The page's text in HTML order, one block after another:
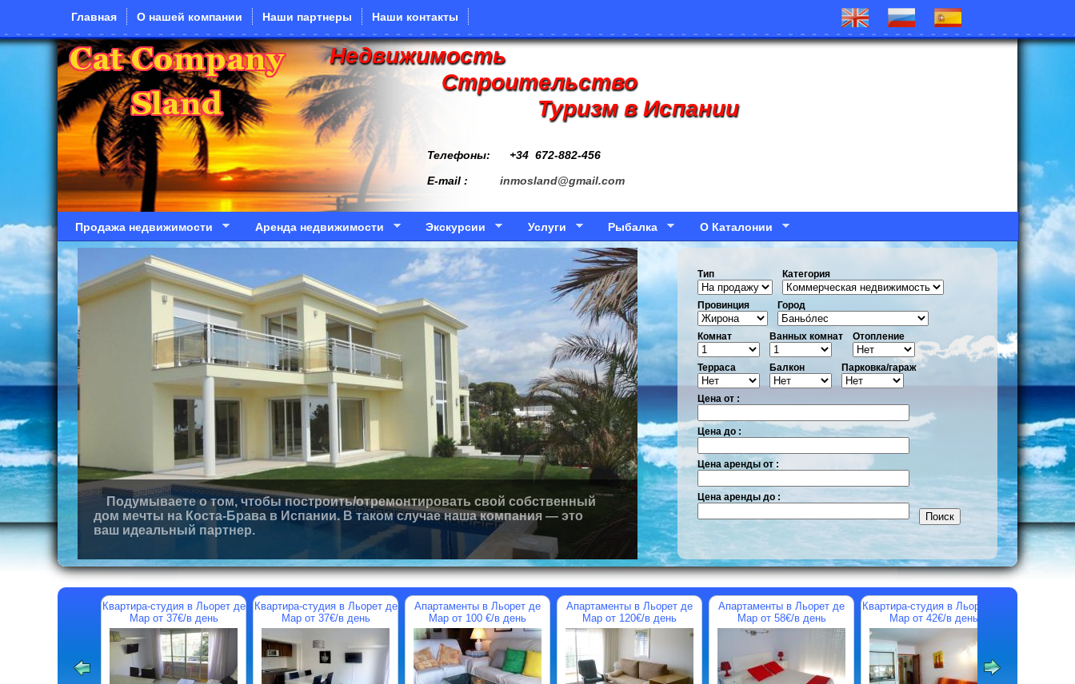
Перейти к основному содержанию
Главная О нашей компании Наши партнеры Наши контакты
Недвижимость
Строительство
Туризм в Испании
Телефоны: +34 672-882-456
E-mail : inmosland@gmail.com
Продажа недвижимости Аренда недвижимости Экскурсии Услуги Рыбалка О Каталонии
Подумываете о том, чтобы построить/отремонтировать свой собственный
дом мечты на Коста-Брава в Испании. В таком случае наша компания — это
ваш идеальный партнер.
Тип Категория
Провинция Город
Комнат Ванных комнат Отопление
Терраса Балкон Парковка/гараж
Цена от :
Цена до :
Цена аренды от :
Цена аренды до :
Апартаменты в Льорет де
Мар от 58€/в день
Квартира-студия в Льорет де
Мар от 42€/в день
Апартаменты в Льорет де
Мар от 220 €/в день
Дом в урбанизации Cala
Francesc (Бланес) от 2200
евро/неделя
Квартира в Бланесе на
первой линии моря с видом
на море от 400 евро/неделя
Апартаменты в Льорет де
Мар от 90€/в день
Квартира-студия в